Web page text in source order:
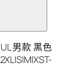
男款 黑色